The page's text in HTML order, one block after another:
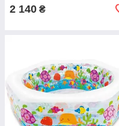
2 140 ₴